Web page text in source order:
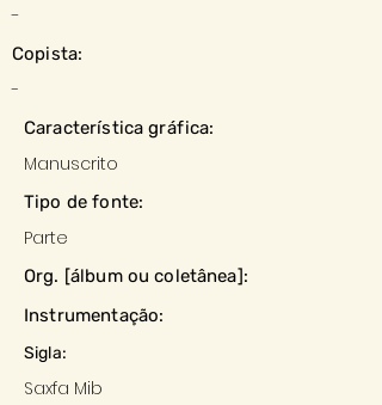
-
Copista:
-
Característica gráfica:
Manuscrito
Tipo de fonte:
Parte
Org. [álbum ou coletânea]:
Instrumentação:
Sigla:
Saxfa Mib